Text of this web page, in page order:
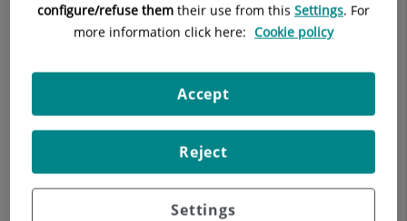
configure/refuse them their use from this Settings. For
more information click here: Cookie policy
Settings
Reject
Accept